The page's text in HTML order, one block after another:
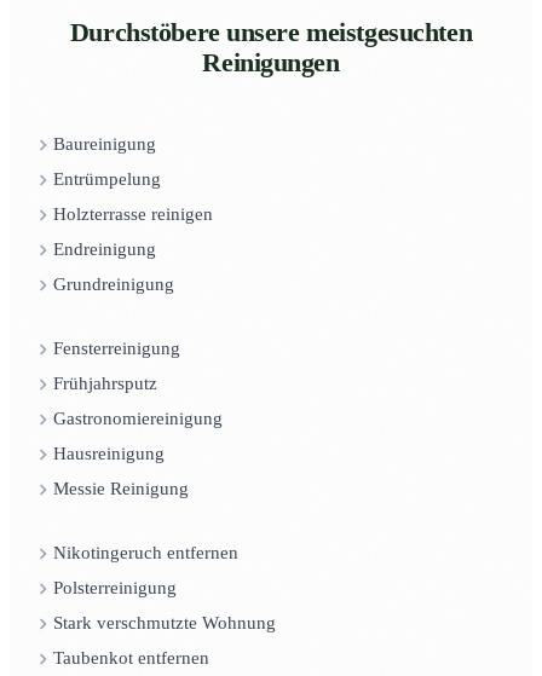
Durchstöbere unsere meistgesuchten
Reinigungen
Baureinigung
Entrümpelung
Holzterrasse reinigen
Endreinigung
Grundreinigung
Fensterreinigung
Frühjahrsputz
Gastronomiereinigung
Hausreinigung
Messie Reinigung
Nikotingeruch entfernen
Polsterreinigung
Stark verschmutzte Wohnung
Taubenkot entfernen